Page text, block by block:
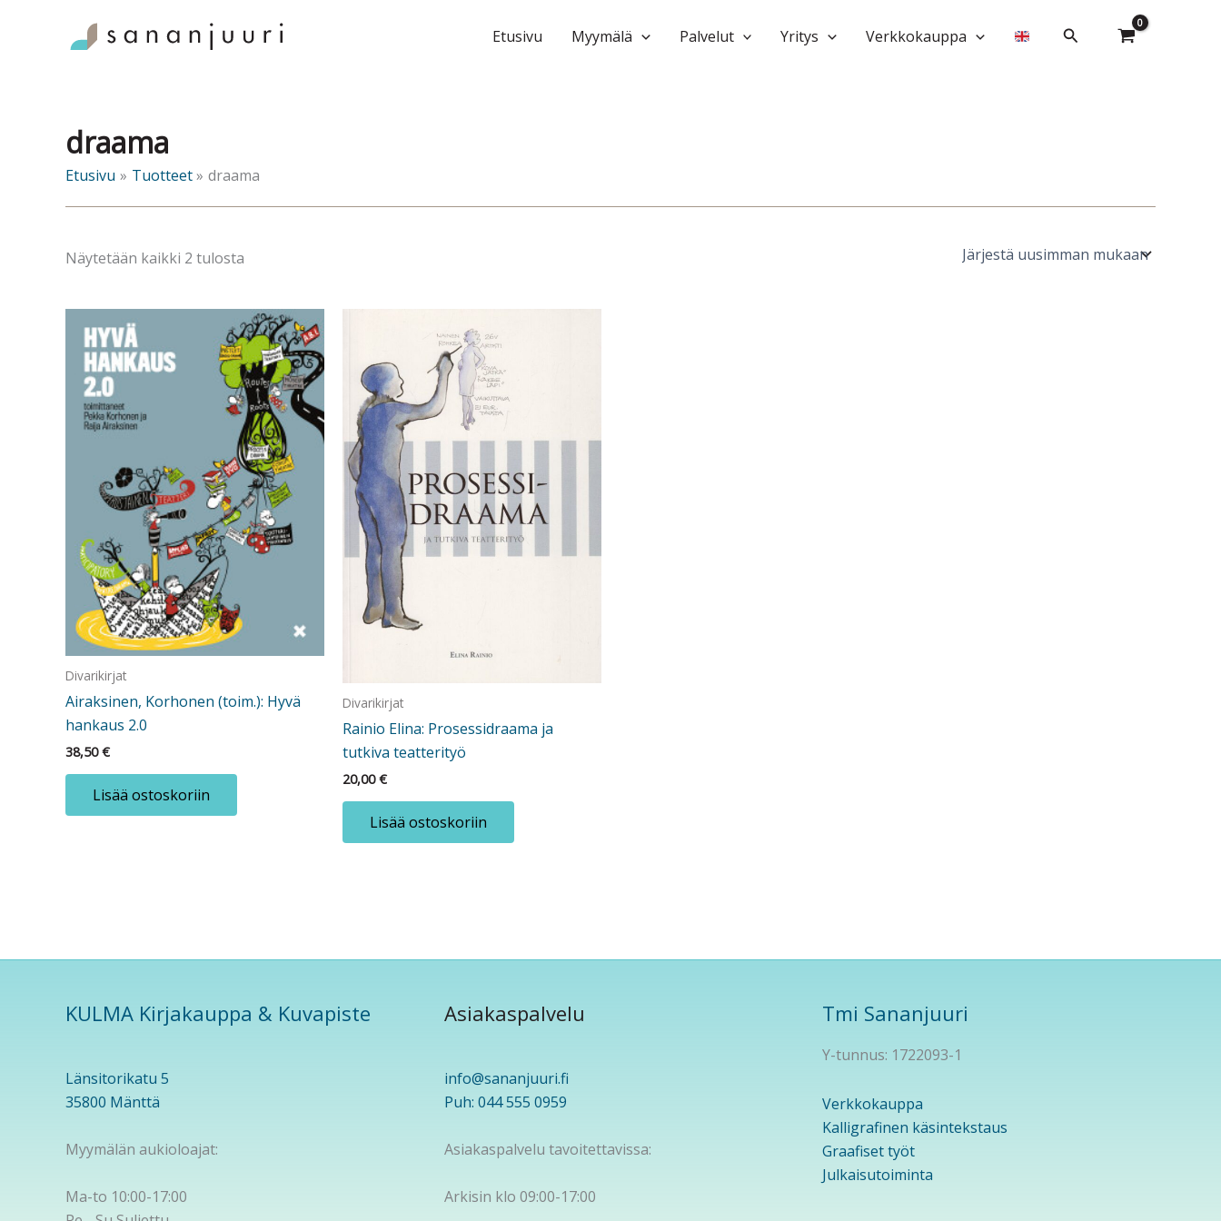
Etusivu Myymälä Palvelut Yritys Verkkokauppa Hae
draama
Etusivu Tuotteet draama
Näytetään kaikki 2 tulosta
Divarikirjat
Airaksinen, Korhonen (toim.): Hyvä
hankaus 2.0
38,50€
Lisää ostoskoriin
Divarikirjat
Rainio Elina: Prosessidraama ja
tutkiva teatterityö
20,00€
Lisää ostoskoriin
KULMA Kirjakauppa & Kuvapiste
Länsitorikatu 5
35800 Mänttä
Myymälän aukioloajat:
Ma-to 10:00-17:00
Asiakaspalvelu
info@sananjuuri.fi
Puh: 044 555 0959
Asiakaspalvelu tavoitettavissa:
Arkisin klo 09:00-17:00
Tmi Sananjuuri
Y-tunnus: 1722093-1
Verkkokauppa
Kalligrafinen käsintekstaus
Graafiset työt
Julkaisutoiminta